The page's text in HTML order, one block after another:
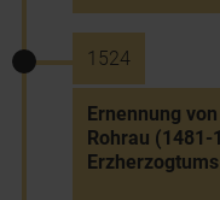
1524
Ernennung
Rohrau